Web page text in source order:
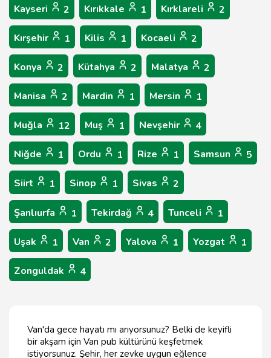
Kayseri 2 Kırıkkale 1 Kırklareli 2
Kırşehir 1 Kilis 1 Kocaeli 2
Konya 2 Kütahya 2 Malatya 2
Manisa 2 Mardin 1 Mersin 1
Muğla 12 Muş 1 Nevşehir 4
Niğde 1 Ordu 1 Rize 1 Samsun 5
Siirt 1 Sinop 1 Sivas 2
Şanlıurfa 1 Tekirdağ 4 Tunceli 1
Uşak 1 Van 2 Yalova 1 Yozgat 1
Zonguldak 4
Van'da gece hayatı mı arıyorsunuz? Belki de keyifli
bir akşam için Van pub kültürünü keşfetmek
istiyorsunuz. Şehir, her zevke uygun eğlence